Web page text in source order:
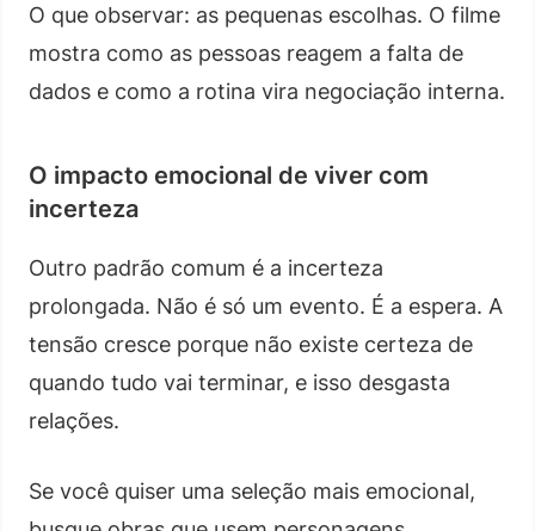
O que observar: as pequenas escolhas. O filme
mostra como as pessoas reagem a falta de
dados e como a rotina vira negociação interna.
O impacto emocional de viver com
incerteza
Outro padrão comum é a incerteza
prolongada. Não é só um evento. É a espera. A
tensão cresce porque não existe certeza de
quando tudo vai terminar, e isso desgasta
relações.
Se você quiser uma seleção mais emocional,